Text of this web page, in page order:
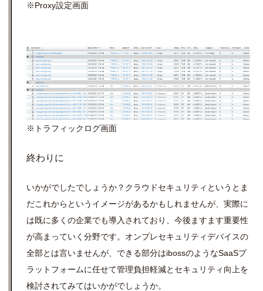
※Proxy設定画面
※トラフィックログ画面
終わりに
いかがでしたでしょうか？クラウドセキュリティというとま
だこれからというイメージがあるかもしれませんが、実際に
は既に多くの企業でも導入されており、今後ますます重要性
が高まっていく分野です。オンプレセキュリティデバイスの
全部とは言いませんが、できる部分はibossのようなSaaSプ
ラットフォームに任せて管理負担軽減と セキュリティ向上を
検討されてみてはいかがでしょうか。